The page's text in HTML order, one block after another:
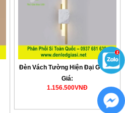
Đèn Vách Tường Hiện Đại GT-483
Giá:
1.156.500VNĐ